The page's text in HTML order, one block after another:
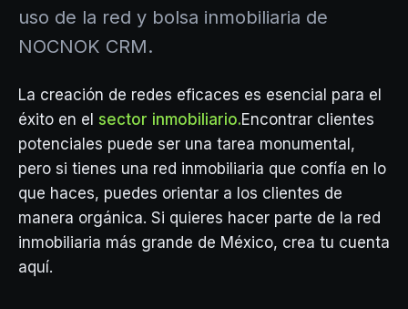
uso de la red y bolsa inmobiliaria de
NOCNOK CRM.
La creación de redes eficaces es esencial para el
éxito en el sector inmobiliario.Encontrar clientes
potenciales puede ser una tarea monumental,
pero si tienes una red inmobiliaria que confía en lo
que haces, puedes orientar a los clientes de
manera orgánica. Si quieres hacer parte de la red
inmobiliaria más grande de México, crea tu cuenta
aquí.